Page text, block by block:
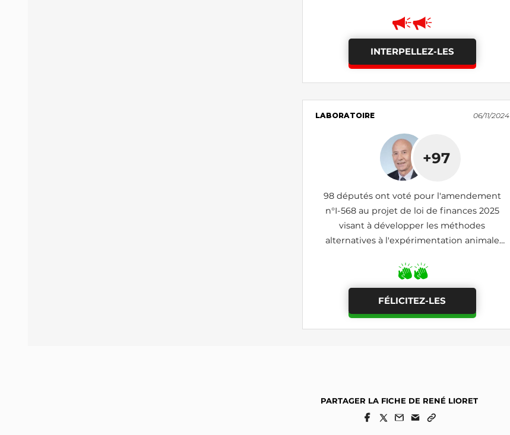
INTERPELLEZ-LES
LABORATOIRE 06/11/2024
+97
98 députés ont voté pour l'amendement
n°I-568 au projet de loi de finances 2025
visant à développer les méthodes
alternatives à l'expérimentation animale
recherche (adopté)
FÉLICITEZ-LES
PARTAGER LA FICHE DE RENÉ LIORET